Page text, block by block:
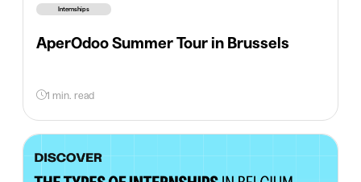
Internships
AperOdoo Summer Tour in Brussels
1 min. read